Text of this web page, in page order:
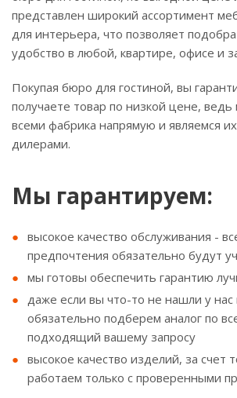
представлен широкий ассортимент
для интерьера, что позволяет
удобство в любой, квартире, офисе и
Покупая бюро для гостиной, вы
получаете товар по низкой цене,
всеми фабрика напрямую и являемся
дилерами.
Мы гарантируем:
высокое качество обслуживания -
предпочтения обязательно будут
мы готовы обеспечить гарантию
даже если вы что-то не нашли у нас
обязательно подберем аналог по
подходящий вашему запросу
высокое качество изделий, за счет
работаем только с проверенными